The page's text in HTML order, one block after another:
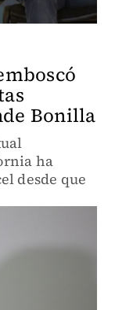
Bonilla
ha
desde que